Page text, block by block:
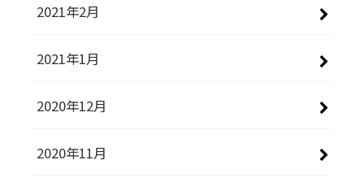
2021年2月
2021年1月
2020年12月
2020年11月